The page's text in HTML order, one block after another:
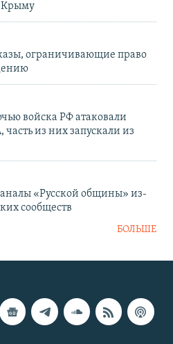
Крыму
ограничивающие право
войска РФ атаковали
из них запускали из
«Русской общины» из-
сообществ
БОЛЬШЕ